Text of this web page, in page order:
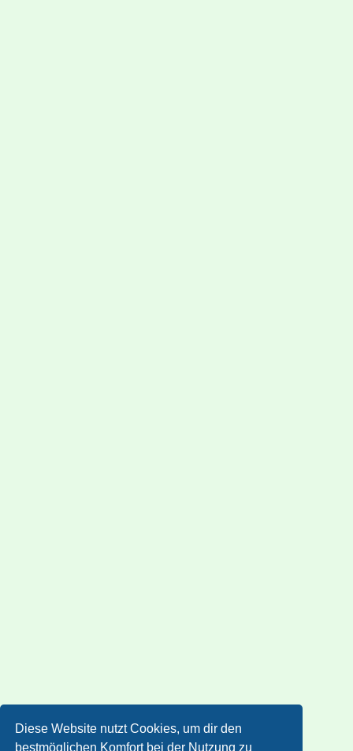
Diese Website nutzt Cookies, um dir den
bestmöglichen Komfort bei der Nutzung zu